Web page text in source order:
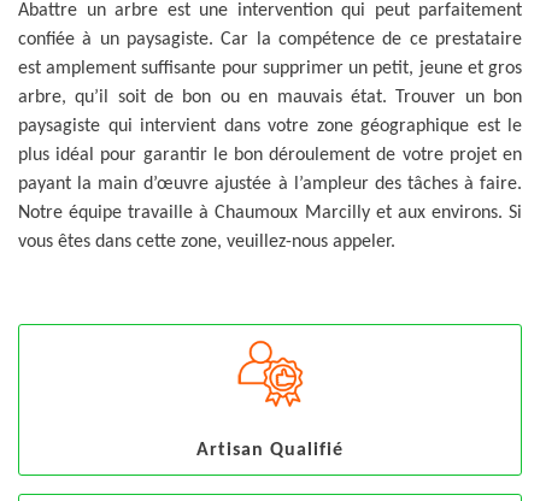
Abattre un arbre est une intervention qui peut parfaitement
confiée à un paysagiste. Car la compétence de ce prestataire
est amplement suffisante pour supprimer un petit, jeune et gros
arbre, qu’il soit de bon ou en mauvais état. Trouver un bon
paysagiste qui intervient dans votre zone géographique est le
plus idéal pour garantir le bon déroulement de votre projet en
payant la main d’œuvre ajustée à l’ampleur des tâches à faire.
Notre équipe travaille à Chaumoux Marcilly et aux environs. Si
vous êtes dans cette zone, veuillez-nous appeler.
Artisan Qualifié